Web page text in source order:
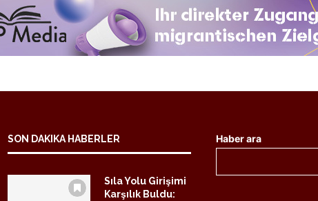
SON DAKIKA HABERLER
Sıla Yolu Girişimi
Karşılık Buldu:
Haber ara